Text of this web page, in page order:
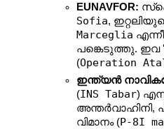
EUNAVFOR:
Sofia,
Marceglia
പങ്കെടുത്തു. ഇവ
(Operation
ഇന്ത്യൻ
(INS Tabar)
അന്തർവാഹിനി,
വിമാനം (P-8I